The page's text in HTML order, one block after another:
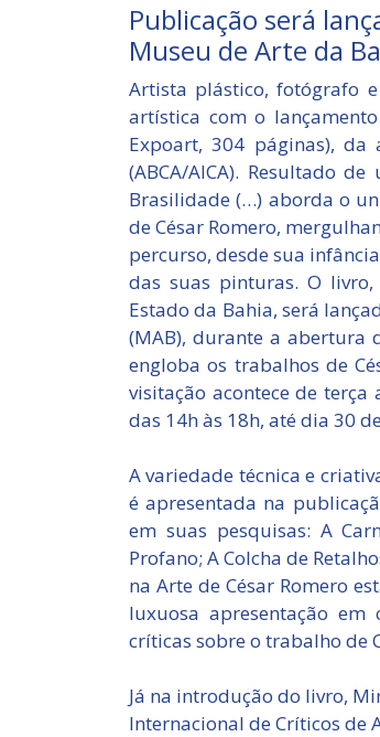
Publicação será
Museu de Arte da
Artista plástico, fotógrafo
artística com o
Expoart, 304 páginas),
(ABCA/AICA). Resultado
Brasilidade (…) aborda o
de César Romero,
percurso, desde sua
das suas pinturas. O
Estado da Bahia, será
(MAB), durante a abertura
engloba os trabalhos de
visitação acontece de
das 14h às 18h, até dia 30
A variedade técnica e
é apresentada na
em suas pesquisas: A
Profano; A Colcha de
na Arte de César Romero
luxuosa apresentação
críticas sobre o trabalho de
Já na introdução do livro,
Internacional de Críticos de